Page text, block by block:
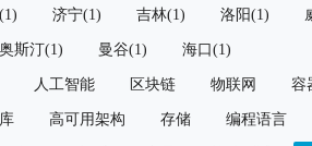
济宁(1) 吉林(1) 洛阳(1)
斯汀(1) 曼谷(1) 海口(1)
人工智能 区块链 物联网 容
高可用架构 存储 编程语言